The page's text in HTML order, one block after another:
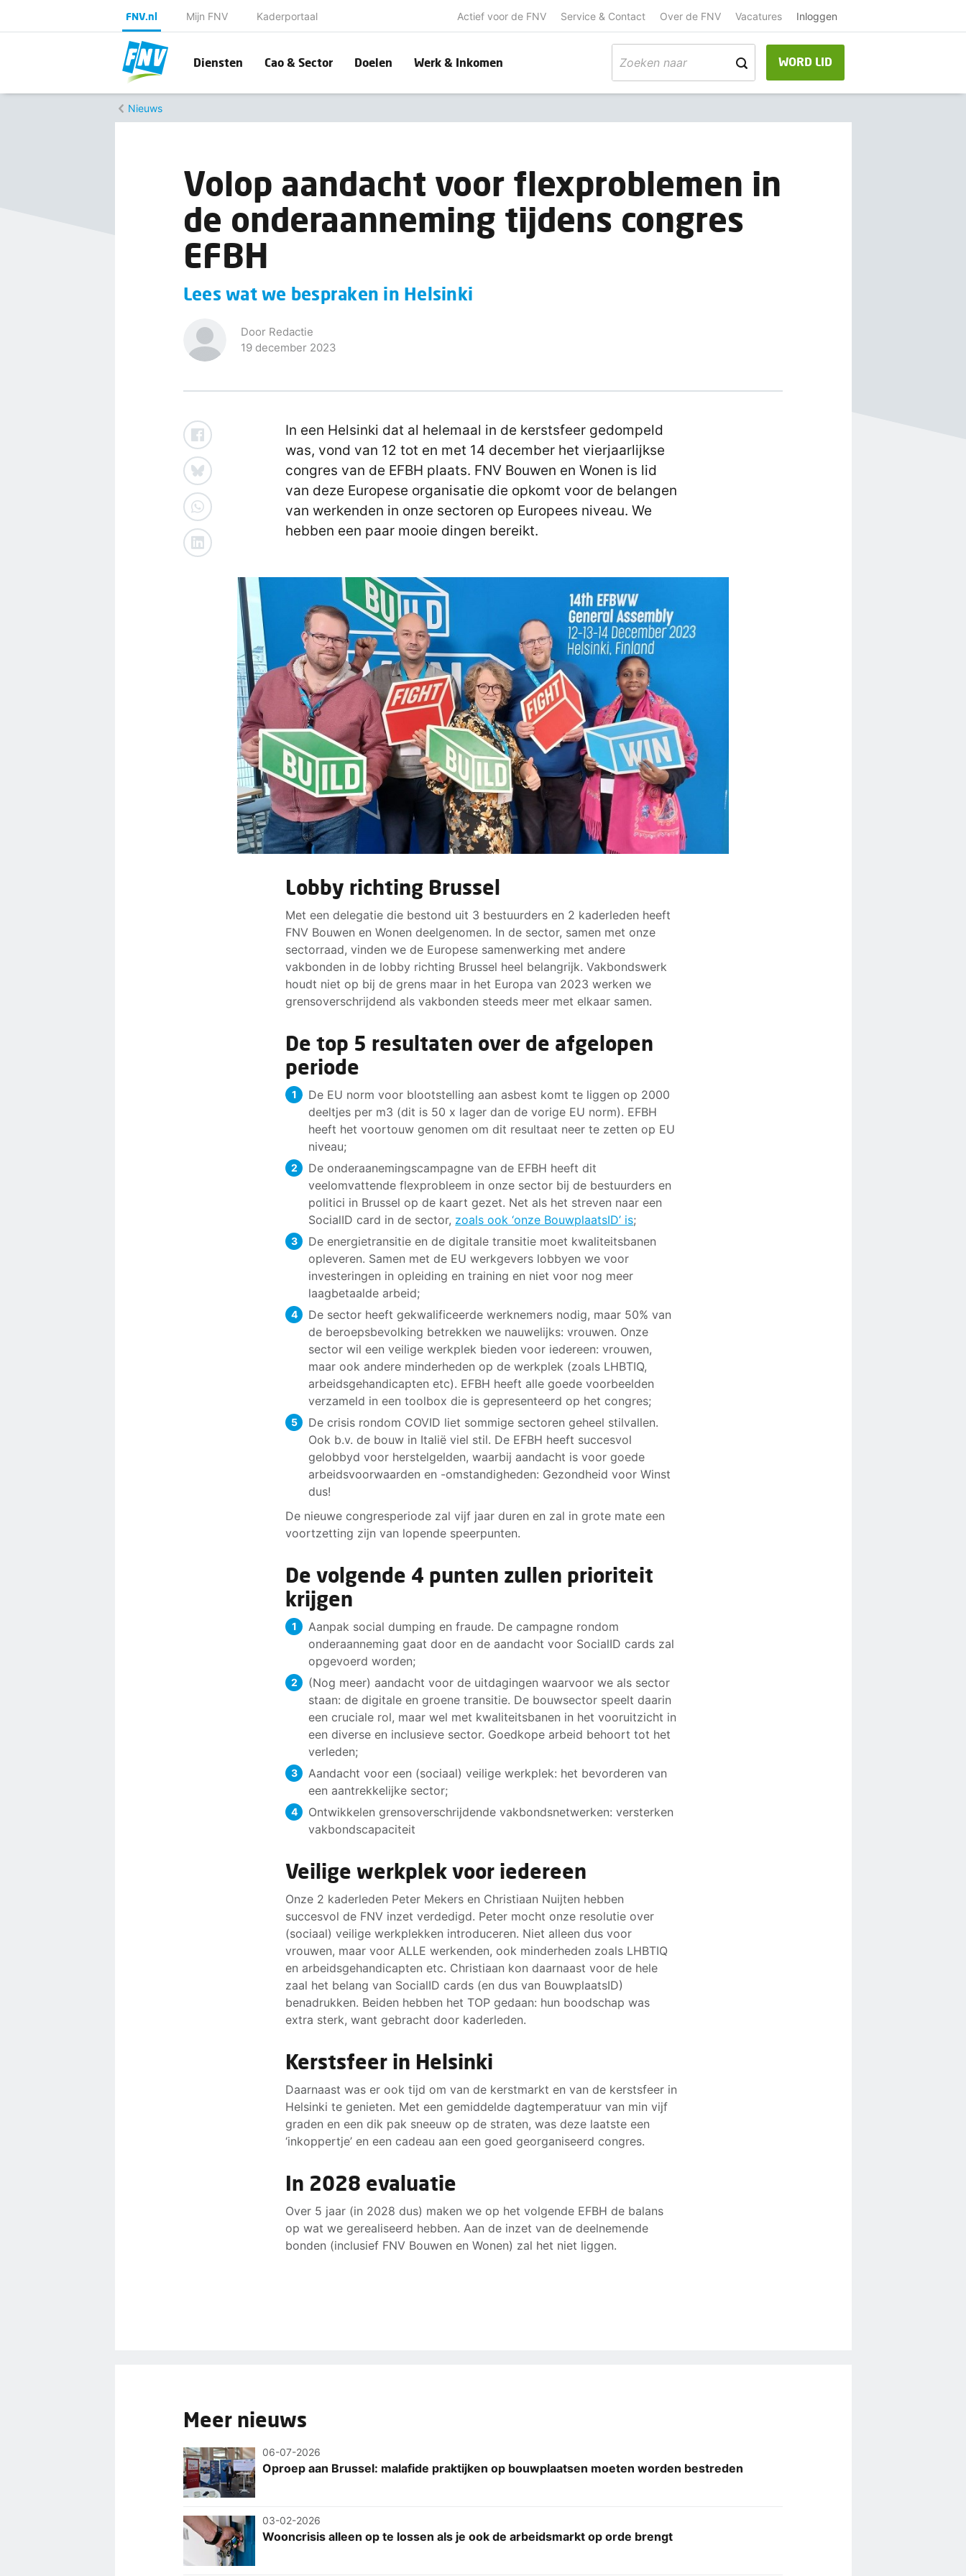
FNV.nl Mijn FNV Kaderportaal Actief voor de FNV Service & Contact Over de FNV Vacatures Inloggen
Diensten Cao & Sector Doelen Werk & Inkomen WORD LID
Nieuws
Volop aandacht voor flexproblemen in
de onderaanneming tijdens congres
EFBH
Lees wat we bespraken in Helsinki
Door Redactie
19 december 2023
In een Helsinki dat al helemaal in de kerstsfeer gedompeld
was, vond van 12 tot en met 14 december het vierjaarlijkse
congres van de EFBH plaats. FNV Bouwen en Wonen is lid
van deze Europese organisatie die opkomt voor de belangen
van werkenden in onze sectoren op Europees niveau. We
hebben een paar mooie dingen bereikt.
Lobby richting Brussel
Met een delegatie die bestond uit 3 bestuurders en 2 kaderleden heeft
FNV Bouwen en Wonen deelgenomen. In de sector, samen met onze
sectorraad, vinden we de Europese samenwerking met andere
vakbonden in de lobby richting Brussel heel belangrijk. Vakbondswerk
houdt niet op bij de grens maar in het Europa van 2023 werken we
grensoverschrijdend als vakbonden steeds meer met elkaar samen.
De top 5 resultaten over de afgelopen
periode
De EU norm voor blootstelling aan asbest komt te liggen op 2000
deeltjes per m3 (dit is 50 x lager dan de vorige EU norm). EFBH
heeft het voortouw genomen om dit resultaat neer te zetten op EU
niveau;
De onderaanemingscampagne van de EFBH heeft dit
veelomvattende flexprobleem in onze sector bij de bestuurders en
politici in Brussel op de kaart gezet. Net als het streven naar een
SocialID card in de sector, zoals ook ‘onze BouwplaatsID’ is;
De energietransitie en de digitale transitie moet kwaliteitsbanen
opleveren. Samen met de EU werkgevers lobbyen we voor
investeringen in opleiding en training en niet voor nog meer
laagbetaalde arbeid;
De sector heeft gekwalificeerde werknemers nodig, maar 50% van
de beroepsbevolking betrekken we nauwelijks: vrouwen. Onze
sector wil een veilige werkplek bieden voor iedereen: vrouwen,
maar ook andere minderheden op de werkplek (zoals LHBTIQ,
arbeidsgehandicapten etc). EFBH heeft alle goede voorbeelden
verzameld in een toolbox die is gepresenteerd op het congres;
De crisis rondom COVID liet sommige sectoren geheel stilvallen.
Ook b.v. de bouw in Italië viel stil. De EFBH heeft succesvol
gelobbyd voor herstelgelden, waarbij aandacht is voor goede
arbeidsvoorwaarden en -omstandigheden: Gezondheid voor Winst
dus!
De nieuwe congresperiode zal vijf jaar duren en zal in grote mate een
voortzetting zijn van lopende speerpunten.
De volgende 4 punten zullen prioriteit
krijgen
Aanpak social dumping en fraude. De campagne rondom
onderaanneming gaat door en de aandacht voor SocialID cards zal
opgevoerd worden;
(Nog meer) aandacht voor de uitdagingen waarvoor we als sector
staan: de digitale en groene transitie. De bouwsector speelt daarin
een cruciale rol, maar wel met kwaliteitsbanen in het vooruitzicht in
een diverse en inclusieve sector. Goedkope arbeid behoort tot het
verleden;
Aandacht voor een (sociaal) veilige werkplek: het bevorderen van
een aantrekkelijke sector;
Ontwikkelen grensoverschrijdende vakbondsnetwerken: versterken
vakbondscapaciteit
Veilige werkplek voor iedereen
Onze 2 kaderleden Peter Mekers en Christiaan Nuijten hebben
succesvol de FNV inzet verdedigd. Peter mocht onze resolutie over
(sociaal) veilige werkplekken introduceren. Niet alleen dus voor
vrouwen, maar voor ALLE werkenden, ook minderheden zoals LHBTIQ
en arbeidsgehandicapten etc. Christiaan kon daarnaast voor de hele
zaal het belang van SocialID cards (en dus van BouwplaatsID)
benadrukken. Beiden hebben het TOP gedaan: hun boodschap was
extra sterk, want gebracht door kaderleden.
Kerstsfeer in Helsinki
Daarnaast was er ook tijd om van de kerstmarkt en van de kerstsfeer in
Helsinki te genieten. Met een gemiddelde dagtemperatuur van min vijf
graden en een dik pak sneeuw op de straten, was deze laatste een
‘inkoppertje’ en een cadeau aan een goed georganiseerd congres.
In 2028 evaluatie
Over 5 jaar (in 2028 dus) maken we op het volgende EFBH de balans
op wat we gerealiseerd hebben. Aan de inzet van de deelnemende
bonden (inclusief FNV Bouwen en Wonen) zal het niet liggen.
Meer nieuws
06-07-2026
Oproep aan Brussel: malafide praktijken op bouwplaatsen moeten worden bestreden
03-02-2026
Wooncrisis alleen op te lossen als je ook de arbeidsmarkt op orde brengt